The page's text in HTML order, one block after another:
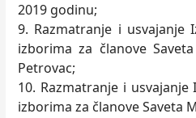
2019 godinu;
9. Razmatranje i usvajanje
izborima za članove
Petrovac;
10. Razmatranje i
izborima za članove Saveta